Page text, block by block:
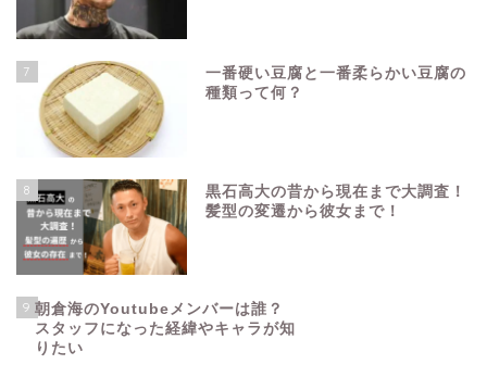
7
一番硬い豆腐と一番柔らかい豆腐の
種類って何？
8
黒石高大の昔から現在まで大調査！
髪型の変遷から彼女まで！
9 朝倉海のYoutubeメンバーは誰？
スタッフになった経緯やキャラが知
りたい